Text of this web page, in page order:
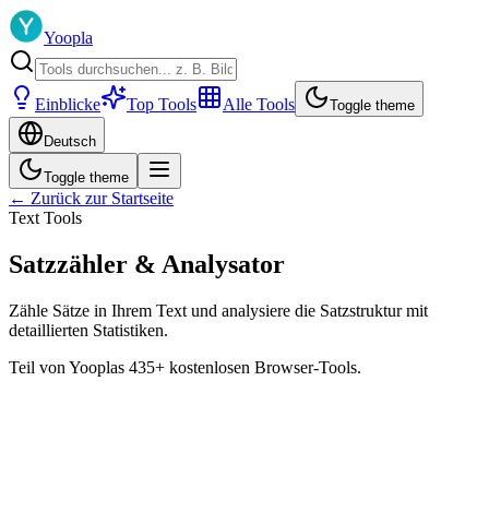
Yoopla
Einblicke Top Tools Alle Tools Toggle theme
Deutsch
Toggle theme
← Zurück zur Startseite
Text Tools
Satzzähler & Analysator
Zähle Sätze in Ihrem Text und analysiere die Satzstruktur mit
detaillierten Statistiken.
Teil von Yooplas 435+ kostenlosen Browser-Tools.